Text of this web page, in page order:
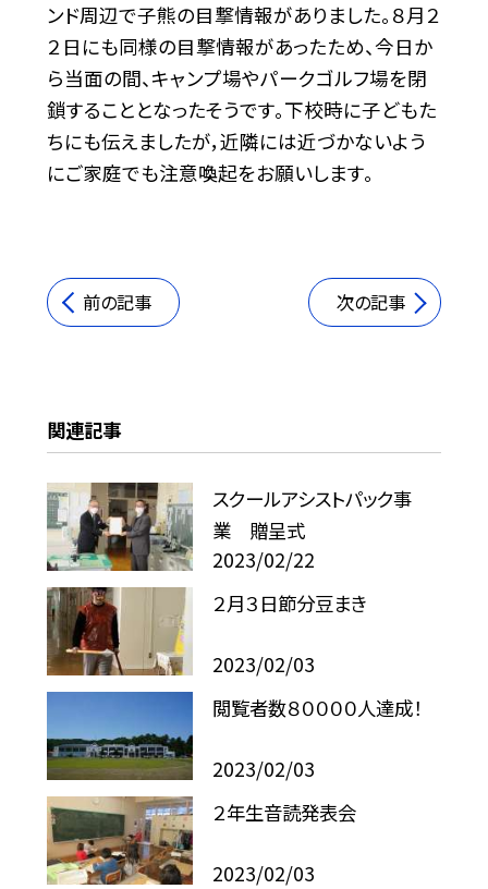
ンド周辺で子熊の目撃情報がありました。８月２
２日にも同様の目撃情報があったため、今日か
ら当面の間、キャンプ場やパークゴルフ場を閉
鎖することとなったそうです。下校時に子どもた
ちにも伝えましたが，近隣には近づかないよう
にご家庭でも注意喚起をお願いします。
前の記事 次の記事
関連記事
スクールアシストパック事
業 贈呈式
2023/02/22
２月３日節分豆まき
2023/02/03
閲覧者数８００００人達成！
2023/02/03
２年生音読発表会
2023/02/03